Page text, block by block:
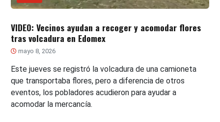
VIDEO: Vecinos ayudan a recoger y acomodar flores
tras volcadura en Edomex
mayo 8, 2026
Este jueves se registró la volcadura de una camioneta
que transportaba flores, pero a diferencia de otros
eventos, los pobladores acudieron para ayudar a
acomodar la mercancía.